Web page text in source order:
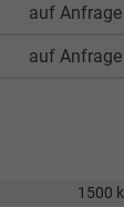
auf Anfrage
auf Anfrage
1500